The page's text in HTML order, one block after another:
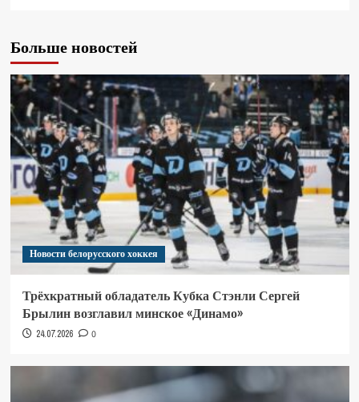
Больше новостей
Новости белорусского хоккея
Трёхкратный обладатель Кубка Стэнли Сергей
Брылин возглавил минское «Динамо»
24.07.2026 0